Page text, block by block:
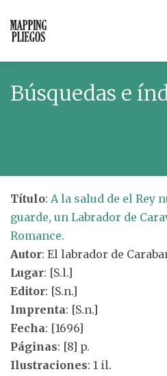
Búsquedas e
Título: A la salud de el Rey
guarde, un Labrador de
Romance.
Autor: El labrador de
Lugar: [S.l.]
Editor: [S.n.]
Imprenta: [S.n.]
Fecha: [1696]
Páginas: [8] p.
Ilustraciones: 1 il.